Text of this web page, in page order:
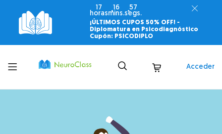
17
horas
16
mins.
56
segs.
¡ÚLTIMOS CUPOS 50% OFF! -
Diplomatura en Psicodiagnóstico
Cupón: PSICODIPLO
Toggle
menu
Acceder